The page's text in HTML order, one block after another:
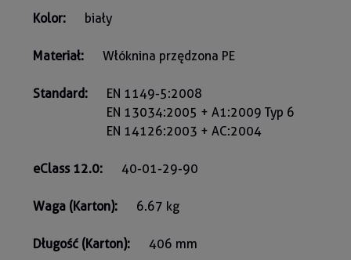
Kolor: biały
Materiał: Włóknina przędzona PE
Standard:
EN 1149-5:2008
EN 13034:2005 + A1:2009 Typ 6
EN 14126:2003 + AC:2004
eClass 12.0: 40-01-29-90
Waga (Karton): 6.67 kg
Długość (Karton): 406 mm